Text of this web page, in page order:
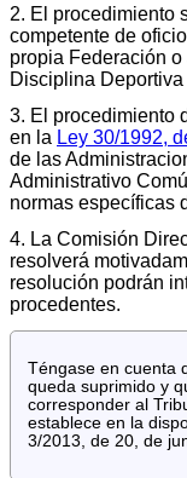
2. El procedimiento
competente de
propia Federación
Disciplina
3. El procedimiento
en la Ley 30/1992,
de las
Administrativo
normas específicas
4. La Comisión
resolverá
resolución podrán
procedentes.
Téngase en cuenta
queda suprimido y
corresponder al
establece en la
3/2013, de 20, de